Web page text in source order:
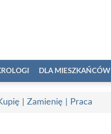
DLA MIESZKAŃCÓW
| Zamienię | Praca